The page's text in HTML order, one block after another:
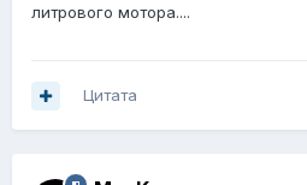
литрового мотора....
Цитата